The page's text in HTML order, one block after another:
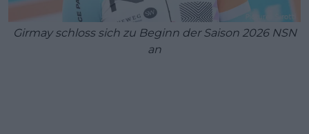
Girmay schloss sich zu Beginn der Saison 2026 NSN
an